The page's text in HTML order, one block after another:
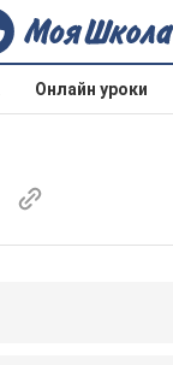
Онлайн уроки